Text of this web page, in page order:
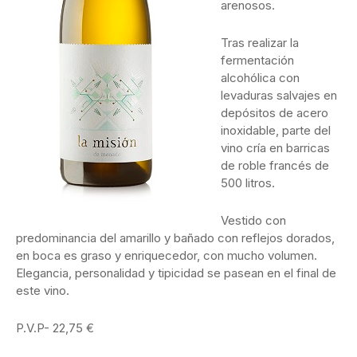
arenosos.
Tras realizar la
fermentación
alcohólica con
levaduras salvajes en
depósitos de acero
inoxidable, parte del
vino cría en barricas
de roble francés de
500 litros.
Vestido con
predominancia del amarillo y bañado con reflejos dorados,
en boca es graso y enriquecedor, con mucho volumen.
Elegancia, personalidad y tipicidad se pasean en el final de
este vino.
P.V.P- 22,75 €